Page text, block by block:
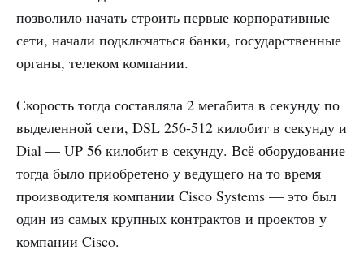
позволило начать строить первые корпоративные
сети, начали подключаться банки, государственные
органы, телеком компании.
Скорость тогда составляла 2 мегабита в секунду по
выделенной сети, DSL 256-512 килобит в секунду и
Dial — UP 56 килобит в секунду. Всё оборудование
тогда было приобретено у ведущего на то время
производителя компании Cisco Systems — это был
один из самых крупных контрактов и проектов у
компании Cisco.